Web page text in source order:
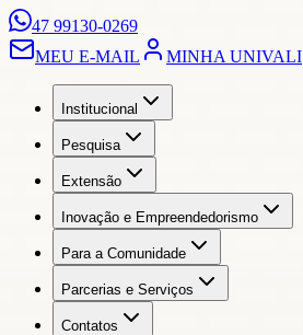
47 99130-0269
MEU E-MAIL
MINHA UNIVALI
Institucional
Pesquisa
Extensão
Inovação e Empreendedorismo
Para a Comunidade
Parcerias e Serviços
Contatos